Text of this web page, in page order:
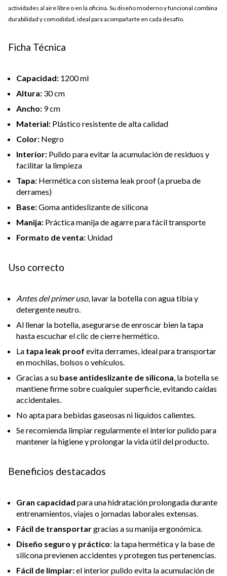
actividades al aire libre o en la oficina. Su diseño moderno y funcional combina
durabilidad y comodidad, ideal para acompañarte en cada desafío.
Ficha Técnica
Capacidad: 1200 ml
Altura: 30 cm
Ancho: 9 cm
Material: Plástico resistente de alta calidad
Color: Negro
Interior: Pulido para evitar la acumulación de residuos y
facilitar la limpieza
Tapa: Hermética con sistema leak proof (a prueba de
derrames)
Base:Goma antideslizante de silicona
Manija: Práctica manija de agarre para fácil transporte
Formato de venta: Unidad
Uso correcto
Antes del primer uso, lavar la botella con agua tibia y
detergente neutro.
Al llenar la botella, asegurarse de enroscar bien la tapa
hasta escuchar el clic de cierre hermético.
La tapa leak proof evita derrames, ideal para transportar
en mochilas, bolsos o vehículos.
Gracias a su base antideslizante de silicona, la botella se
mantiene firme sobre cualquier superficie, evitando caídas
accidentales.
No apta para bebidas gaseosas ni líquidos calientes.
Se recomienda limpiar regularmente el interior pulido para
mantener la higiene y prolongar la vida útil del producto.
Beneficios destacados
Gran capacidad para una hidratación prolongada durante
entrenamientos, viajes o jornadas laborales extensas.
Fácil de transportargracias a su manija ergonómica.
Diseño seguro y práctico: la tapa hermética y la base de
silicona previenen accidentes y protegen tus pertenencias.
Fácil de limpiar:el interior pulido evita la acumulación de